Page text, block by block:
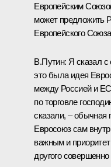
Европейским
может предложить
Европейского
В.Путин: Я сказал с
это была идея
между Россией и
по торговле
сказали, –
Евросоюз сам
важным и
другого